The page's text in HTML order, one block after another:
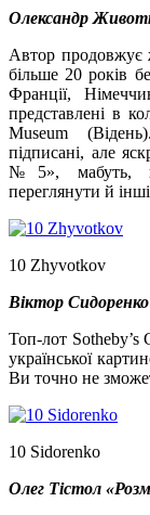
Олександр
Автор продовжує
більше 20 років
Франції,
представлені в
Museum
підписані, але
№5», мабуть,
переглянути й
10 Zhyvotkov
Віктор
Топ-лот
української
Ви точно не
10 Sidorenko
Олег Тістол